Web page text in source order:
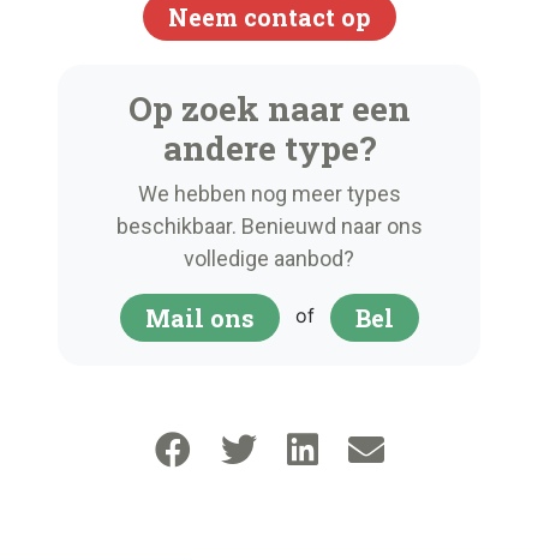
Neem contact op
Op zoek naar een
andere type?
We hebben nog meer types
beschikbaar. Benieuwd naar ons
volledige aanbod?
Mail ons of Bel